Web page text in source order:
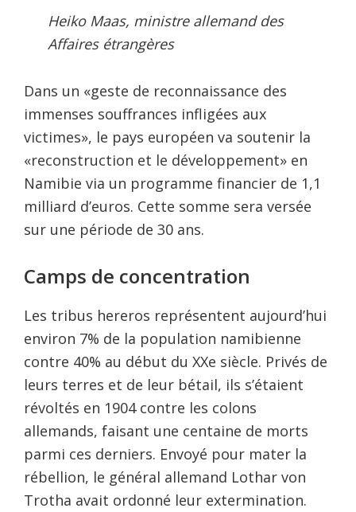
Heiko Maas, ministre allemand des
Affaires étrangères
Dans un «geste de reconnaissance des
immenses souffrances infligées aux
victimes», le pays européen va soutenir la
«reconstruction et le développement» en
Namibie via un programme financier de 1,1
milliard d’euros. Cette somme sera versée
sur une période de 30 ans.
Camps de concentration
Les tribus hereros représentent aujourd’hui
environ 7% de la population namibienne
contre 40% au début du XXe siècle. Privés de
leurs terres et de leur bétail, ils s’étaient
révoltés en 1904 contre les colons
allemands, faisant une centaine de morts
parmi ces derniers. Envoyé pour mater la
rébellion, le général allemand Lothar von
Trotha avait ordonné leur extermination.